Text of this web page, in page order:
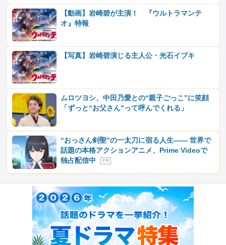
【動画】岩崎碧が主演！ 『ウルトラマンテ
オ』特報
【写真】岩崎碧演じる主人公・光石イブキ
ムロツヨシ、中田乃愛との“親子ごっこ”に笑顔
「ずっと“お父さん”って呼んでくれる」
“おっさん剣聖”の一太刀に宿る人生―― 世界で
話題の本格アクションアニメ、Prime Videoで
独占配信中
P R